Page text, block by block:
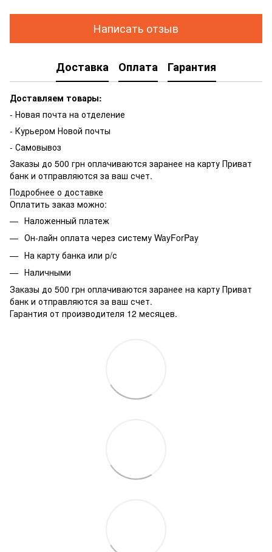
Написать отзыв
Доставка Оплата Гарантия
Доставляем товары:
- Новая почта на отделение
- Курьером Новой почты
- Самовывоз
Заказы до 500 грн оплачиваются заранее на карту Приват
банк и отправляются за ваш счет.
Подробнее о доставке
Оплатить заказ можно:
Наложенный платеж
Он-лайн оплата через систему WayForPay
На карту банка или р/с
Наличными
Заказы до 500 грн оплачиваются заранее на карту Приват
банк и отправляются за ваш счет.
Гарантия от производителя 12 месяцев.